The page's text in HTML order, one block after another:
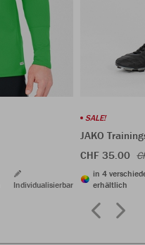
Individualisierbar
SALE!
JAKO
CHF 35.00
in 4
erhältlich